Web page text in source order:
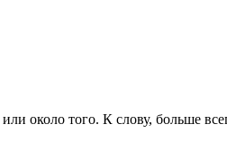
около того. К слову, больше